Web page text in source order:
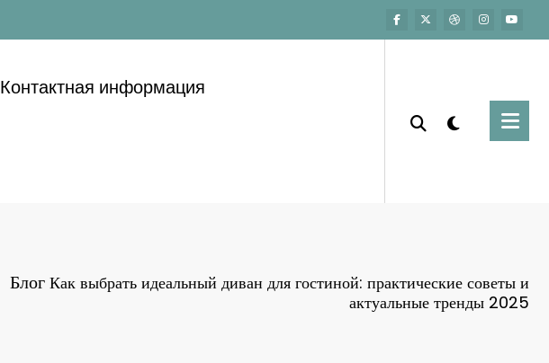
Контактная информация
Блог Как выбрать идеальный диван для гостиной: практические советы и
актуальные тренды 2025